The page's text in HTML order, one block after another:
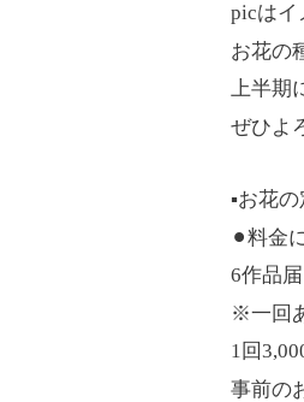
picはイ
お花の
上半期
ぜひよ
▪️お花
⚫︎料金
6作品
※一回
1回
事前の